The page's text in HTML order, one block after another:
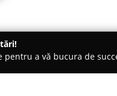
a vă bucura de